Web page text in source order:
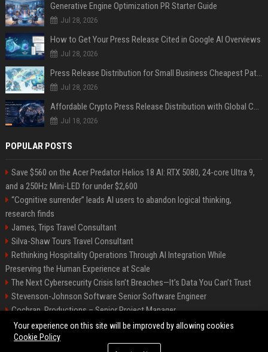
Generative Engine Optimization PR Starter Guide
Jul 28, 2026
How to Get Your Press Release Cited in Google AI Overviews
Jul 28, 2026
Press Release Distribution for Small Business Cheapest Path to Real Coverage
Jul 28, 2026
Affordable Crypto Press Release Distribution with Global Coverage
Jul 18, 2026
POPULAR POSTS
Save $560 on the Acer Predator Helios 18 AI: RTX 5080, 24-core Ultra 9,
and a 250Hz Mini-LED for under $2,600
“Cognitive surrender” leads AI users to abandon logical thinking,
research finds
James, Trips Travel Consultant
Silva-Shaw Tours Travel Consultant
Rethinking Hospitality Operations Through AI Integration While
Preserving the Human Experience at Scale
The Next Cybersecurity Crisis Isn’t Breaches—It’s Data You Can’t Trust
Stevenson-Johnson Software Senior Software Engineer
Cochran, Productions – Senior Project Manager
Green-Peterson Travel Senior Travel Consultant
Your experience on this site will be improved by allowing cookies
Cookie Policy